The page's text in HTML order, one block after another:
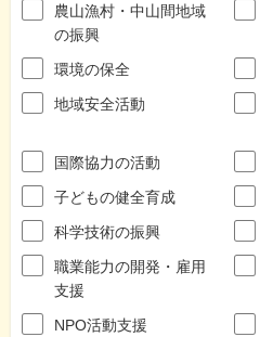
農山漁村・中山間地域
の振興
環境の保全
地域安全活動
国際協力の活動
子どもの健全育成
科学技術の振興
職業能力の開発・雇用
支援
NPO活動支援